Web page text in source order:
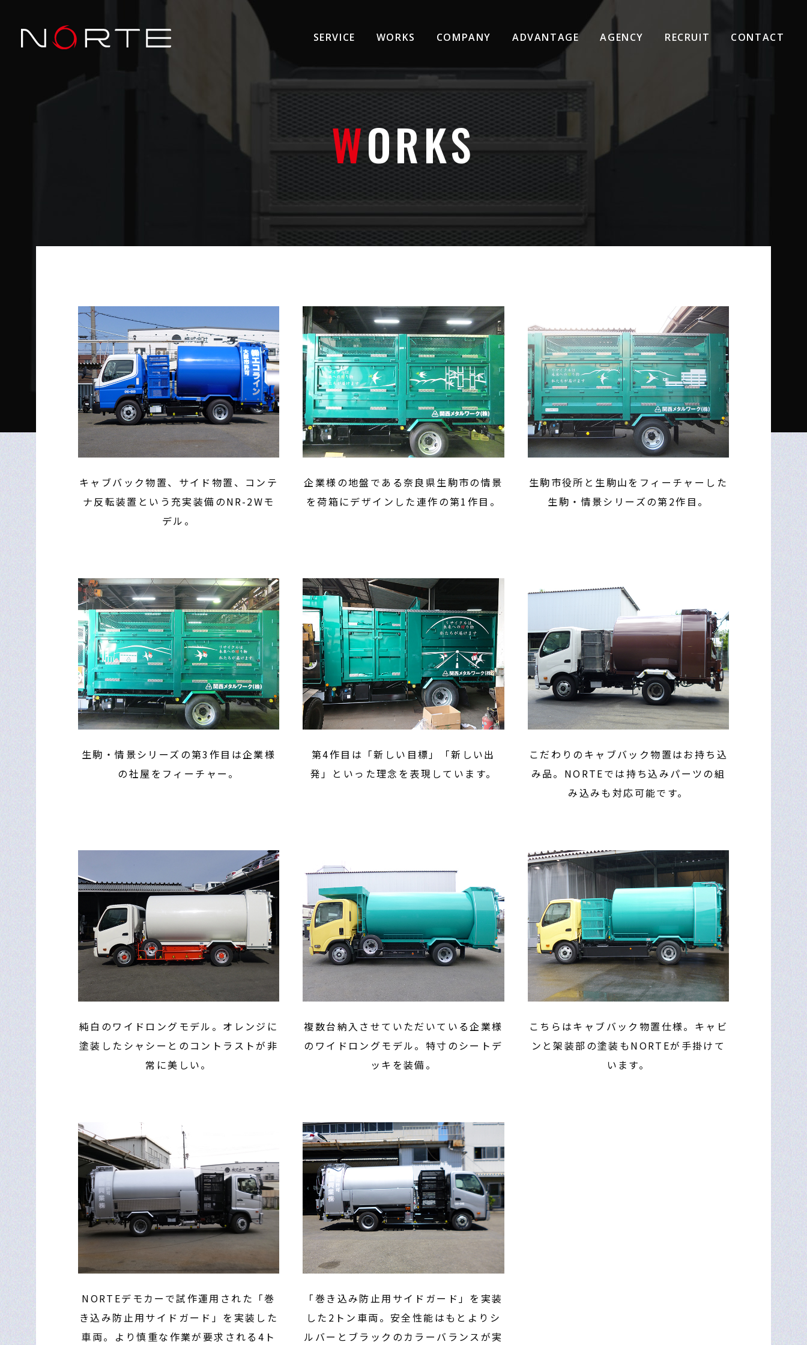
SERVICE WORKS COMPANY ADVANTAGE AGENCY RECRUIT CONTACT
WORKS
キャブバック物置、サイド物置、コンテ
ナ反転装置という充実装備のNR-2Wモ
デル。
企業様の地盤である奈良県生駒市の情景
を荷箱にデザインした連作の第1作目。
生駒市役所と生駒山をフィーチャーした
生駒・情景シリーズの第2作目。
生駒・情景シリーズの第3作目は企業様
の社屋をフィーチャー。
第4作目は「新しい目標」「新しい出
発」といった理念を表現しています。
こだわりのキャブバック物置はお持ち込
み品。NORTEでは持ち込みパーツの組
み込みも対応可能です。
純白のワイドロングモデル。オレンジに
塗装したシャシーとのコントラストが非
常に美しい。
複数台納入させていただいている企業様
のワイドロングモデル。特寸のシートデ
ッキを装備。
こちらはキャブバック物置仕様。キャビ
ンと架装部の塗装もNORTEが手掛けて
います。
NORTEデモカーで試作運用された「巻
き込み防止用サイドガード」を実装した
車両。より慎重な作業が要求される4ト
「巻き込み防止用サイドガード」を実装
した2トン車両。安全性能はもとよりシ
ルバーとブラックのカラーバランスが実